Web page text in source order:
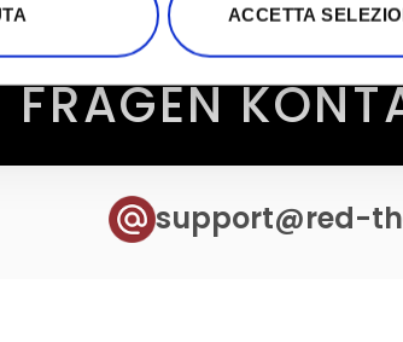
ACCETTA
FRAGEN
support@red-